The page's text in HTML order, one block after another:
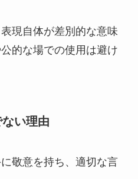
現自体が差別的な意味
的な場での使用は避け
い理由
敬意を持ち、適切な言